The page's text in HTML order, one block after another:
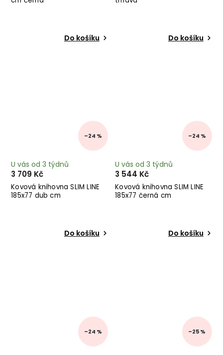
Do košíku Do košíku
–24 %
Kovová knihovna SLIM LINE
185x77 dub cm
U vás od 3 týdnů
3 709 Kč
Do košíku
–24 %
Kovová knihovna SLIM LINE
185x77 černá cm
U vás od 3 týdnů
3 544 Kč
Do košíku
–24 % –25 %